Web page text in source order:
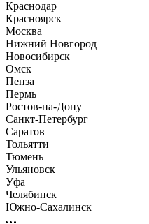
Краснодар
Красноярск
Москва
Нижний Новгород
Новосибирск
Омск
Пенза
Пермь
Ростов-на-Дону
Санкт-Петербург
Саратов
Тольятти
Тюмень
Ульяновск
Уфа
Челябинск
Южно-Сахалинск